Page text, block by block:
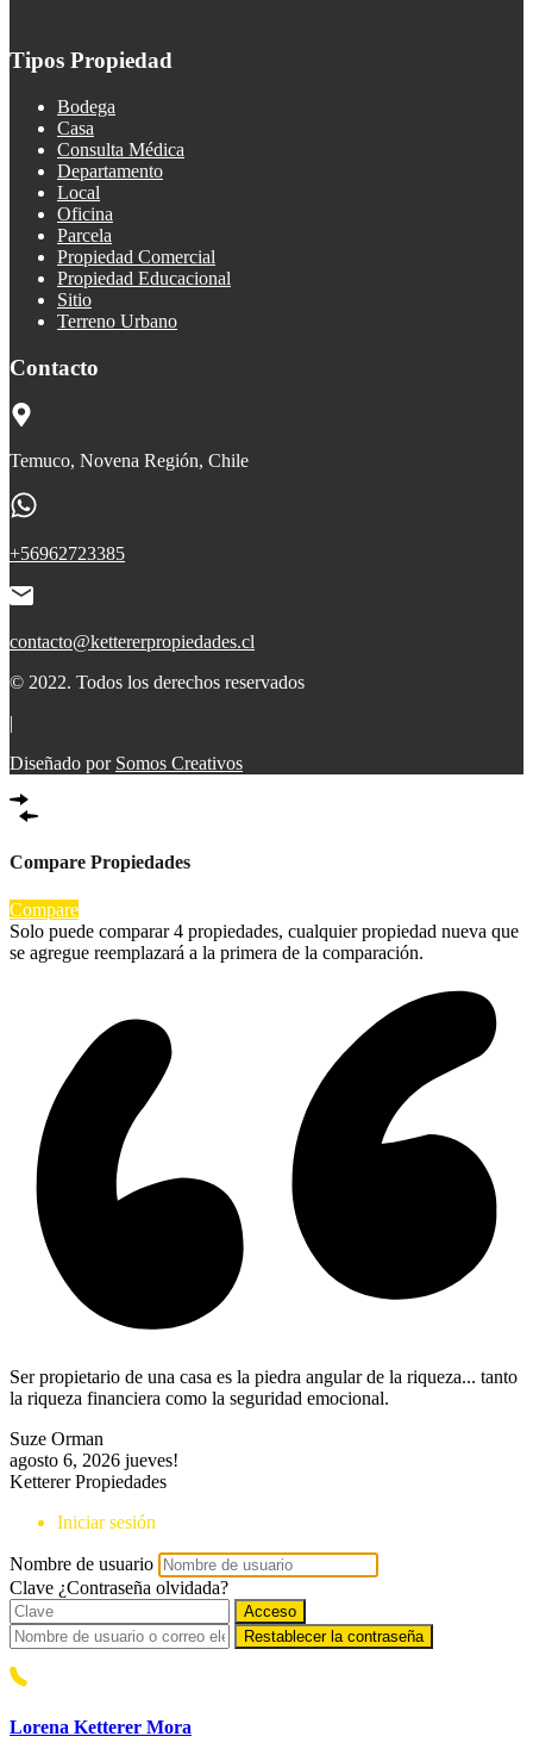
Tipos Propiedad
Bodega
Casa
Consulta Médica
Departamento
Local
Oficina
Parcela
Propiedad Comercial
Propiedad Educacional
Sitio
Terreno Urbano
Contacto
Temuco, Novena Región, Chile
+56962723385
contacto@kettererpropiedades.cl
© 2022. Todos los derechos reservados
|
Diseñado por Somos Creativos
Compare Propiedades
Compare
Solo puede comparar 4 propiedades, cualquier propiedad nueva que
se agregue reemplazará a la primera de la comparación.
Ser propietario de una casa es la piedra angular de la riqueza... tanto
la riqueza financiera como la seguridad emocional.
Suze Orman
agosto 6, 2026 jueves!
Ketterer Propiedades
Iniciar sesión
Nombre de usuario
Clave ¿Contraseña olvidada?
Acceso
Restablecer la contraseña
Lorena Ketterer Mora